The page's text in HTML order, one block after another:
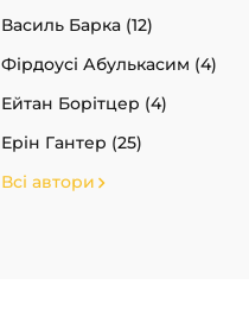
Василь Барка (12)
Фірдоусі Абулькасим (4)
Ейтан Борітцер (4)
Ерін Гантер (25)
Всі автори